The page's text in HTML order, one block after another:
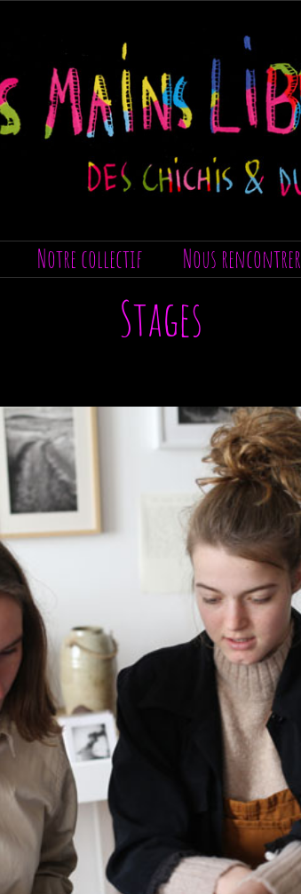
Notre collectif Nous rencontrer
Stages